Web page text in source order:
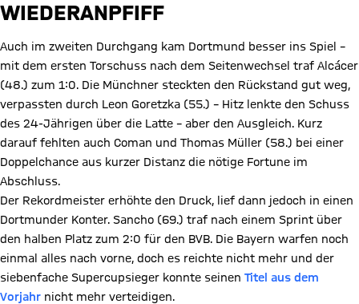
WIEDERANPFIFF
Auch im zweiten Durchgang kam Dortmund besser ins Spiel –
mit dem ersten Torschuss nach dem Seitenwechsel traf Alcácer
(48.) zum 1:0. Die Münchner steckten den Rückstand gut weg,
verpassten durch Leon Goretzka (55.) – Hitz lenkte den Schuss
des 24-Jährigen über die Latte – aber den Ausgleich. Kurz
darauf fehlten auch Coman und Thomas Müller (58.) bei einer
Doppelchance aus kurzer Distanz die nötige Fortune im
Abschluss.
Der Rekordmeister erhöhte den Druck, lief dann jedoch in einen
Dortmunder Konter. Sancho (69.) traf nach einem Sprint über
den halben Platz zum 2:0 für den BVB. Die Bayern warfen noch
einmal alles nach vorne, doch es reichte nicht mehr und der
siebenfache Supercupsieger konnte seinen Titel aus dem
Vorjahr nicht mehr verteidigen.